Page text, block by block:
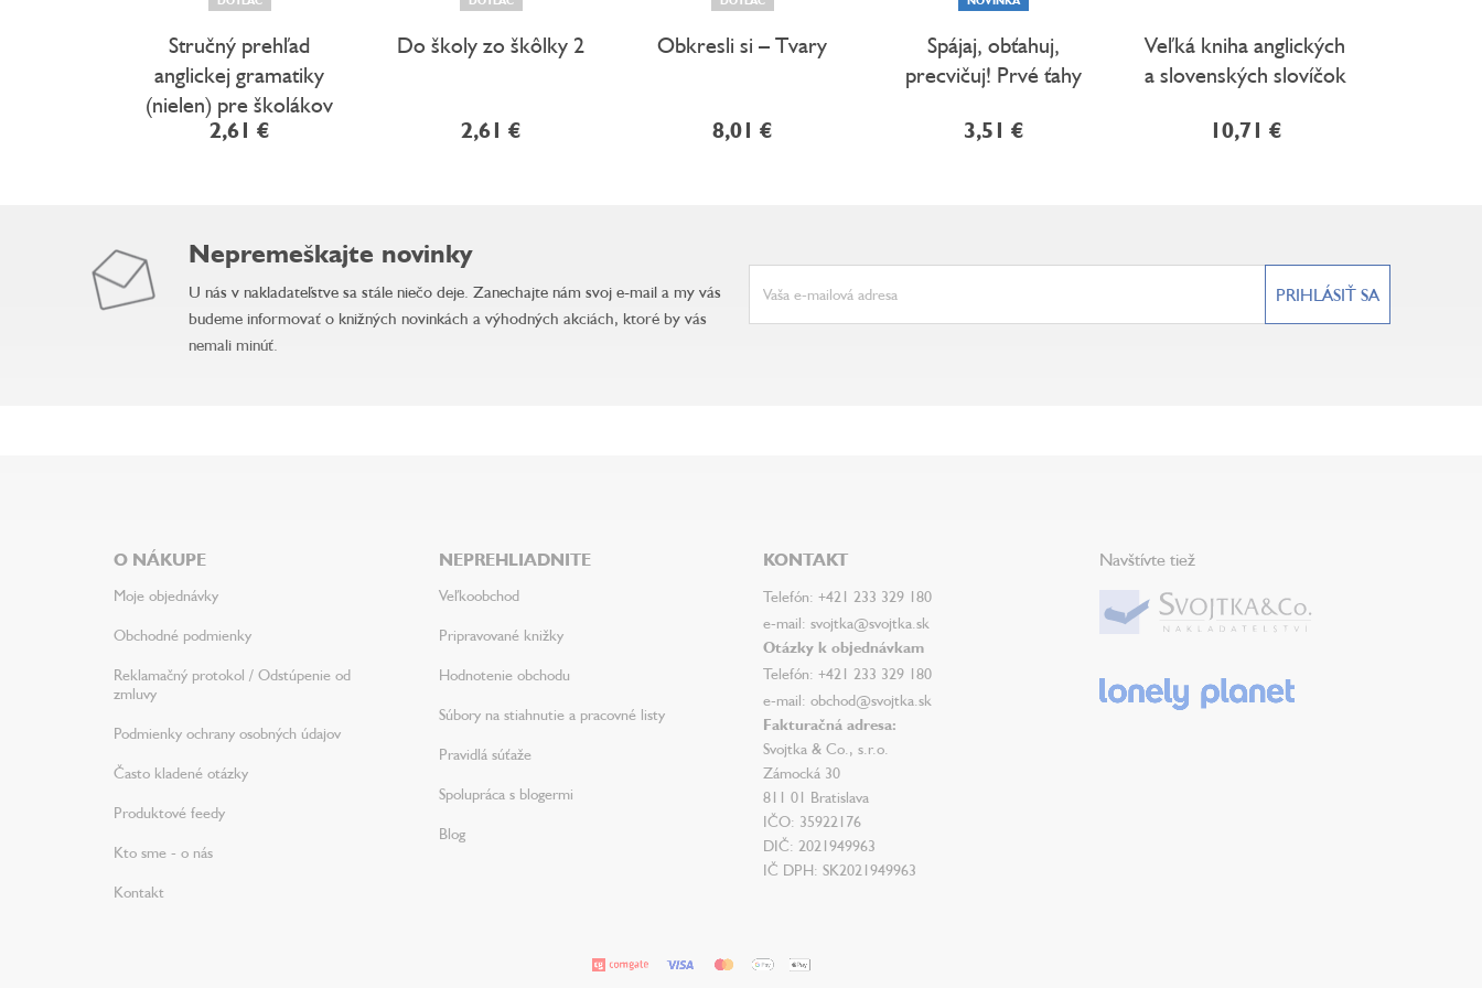
Stručný prehľad
anglickej gramatiky
(nielen) pre školákov
2,61 €
Do školy zo škôlky 2
2,61 €
Obkresli si – Tvary
8,01 €
Spájaj, obťahuj,
precvičuj! Prvé ťahy
3,51 €
Veľká kniha anglických
a slovenských slovíčok
10,71 €
Nepremeškajte novinky
U nás v nakladateľstve sa stále niečo deje. Zanechajte nám svoj e-mail a my vás
budeme informovať o knižných novinkách a výhodných akciách, ktoré by vás
nemali minúť.
PRIHLÁSIŤ SA
O NÁKUPE
Moje objednávky
Obchodné podmienky
Reklamačný protokol / Odstúpenie od
zmluvy
Podmienky ochrany osobných údajov
Často kladené otázky
Produktové feedy
Kto sme - o nás
Kontakt
NEPREHLIADNITE
Veľkoobchod
Pripravované knižky
Hodnotenie obchodu
Súbory na stiahnutie a pracovné listy
Pravidlá súťaže
Spolupráca s blogermi
Blog
KONTAKT
Telefón: +421 233 329 180
e-mail: svojtka@svojtka.sk
Otázky k objednávkam
Telefón: +421 233 329 180
e-mail: obchod@svojtka.sk
Fakturačná adresa:
Svojtka & Co., s.r.o.
Zámocká 30
811 01 Bratislava
IČO: 35922176
DIČ: 2021949963
IČ DPH: SK2021949963
Navštívte tiež